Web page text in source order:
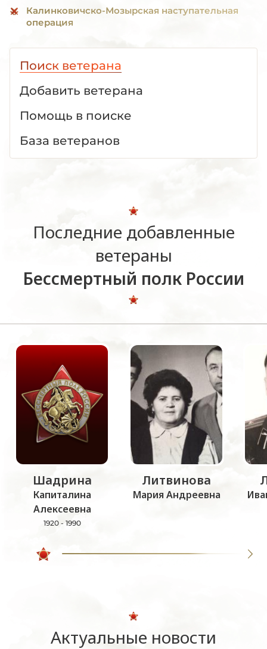
Калинковичско-Мозырская наступательная
операция
Поиск ветерана
Добавить ветерана
Помощь в поиске
База ветеранов
Последние добавленные
ветераны
Бессмертный полк России
Шадрина
Капиталина
Алексеевна
1920 - 1990
Литвинова
Мария Андреевна
Актуальные новости